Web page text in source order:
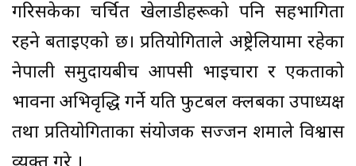
गरिसकेका चर्चित खेलाडीहरूको पनि सहभागिता
रहने बताइएको छ। प्रतियोगिताले अष्ट्रेलियामा रहेका
नेपाली समुदायबीच आपसी भाइचारा र एकताको
भावना अभिवृद्धि गर्ने यति फुटबल क्लबका उपाध्यक्ष
तथा प्रतियोगिताका संयोजक सज्जन शर्माले विश्वास